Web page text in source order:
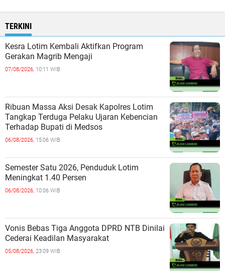
TERKINI
Kesra Lotim Kembali Aktifkan Program
Gerakan Magrib Mengaji
07/08/2026, 10:11 WIB
Ribuan Massa Aksi Desak Kapolres Lotim
Tangkap Terduga Pelaku Ujaran Kebencian
Terhadap Bupati di Medsos
06/08/2026, 15:06 WIB
Semester Satu 2026, Penduduk Lotim
Meningkat 1.40 Persen
06/08/2026, 10:06 WIB
Vonis Bebas Tiga Anggota DPRD NTB Dinilai
Cederai Keadilan Masyarakat
05/08/2026, 23:09 WIB